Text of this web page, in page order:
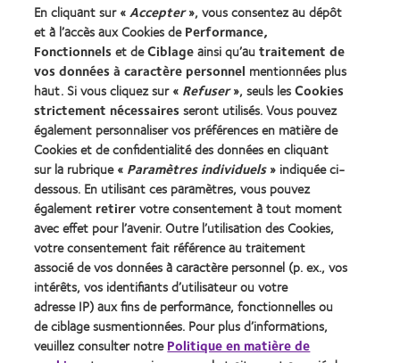
Technologie des lentilles de contact
Trouver un specialiste
Lentilles de contact et vision
Nouveau porteur
Porteur de longue date
À propos de CooperVision
Carrières
Actualites
Contact
Legal
En cliquant sur «Accepter», vous consentez au dépôt
et à l’accès aux Cookies dePerformance,
Fonctionnelset deCiblageainsi qu’autraitement de
vos données à caractère personnel mentionnées plus
haut. Si vous cliquez sur « Refuser», seuls lesCookies
strictement nécessairesseront utilisés. Vous pouvez
également personnaliser vos préférences en matière de
Cookies et de confidentialité des données en cliquant
sur la rubrique « Paramètres individuels» indiquée ci-
dessous. En utilisant ces paramètres, vous pouvez
également retirervotre consentement à tout moment
avec effet pour l’avenir. Outre l’utilisation des Cookies,
votre consentement fait référence au traitement
associé de vos données à caractère personnel (p. ex., vos
intérêts, vos identifiants d’utilisateur ou votre
adresse IP) aux fins de performance, fonctionnelles ou
de ciblage susmentionnées. Pour plus d’informations,
veuillez consulter notrePolitique en matière de